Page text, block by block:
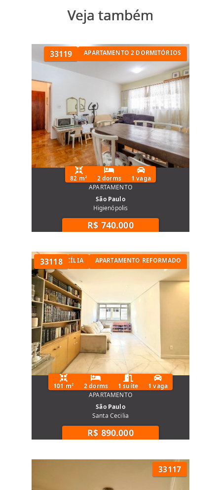
Veja também
33119 APARTAMENTO 2 DORMITÓRIOS
82 m² 2 dorms
1 vaga
APARTAMENTO
São Paulo
Higienópolis
R$ 740.000
33118
NA SANTA CECÍLIA APARTAMENTO REFORMADO
101 m² 2 dorms 1 suíte
1 vaga
APARTAMENTO
São Paulo
Santa Cecilia
R$ 890.000
33117